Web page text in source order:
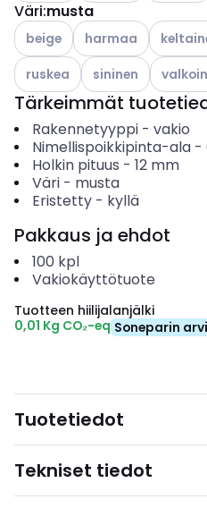
Väri:musta
Katso käytettävissä olevat
beige Katso käytettävissä
harmaa Katso
Katso käytettävissä olevat
ruskea Katso käytettävissä
sininen Katso
Tärkeimmät
Rakennetyyppi- vakio
Nimellispoikkipinta-ala-
Holkin pituus - 12 mm
Väri- musta
Eristetty- kyllä
Pakkaus ja ehdot
100 kpl
Vakiokäyttötuote
Tuotteen hiilijalanjälki
0,01 Kg CO₂-eq Soneparin
Tuotetiedot
Tekniset tiedot